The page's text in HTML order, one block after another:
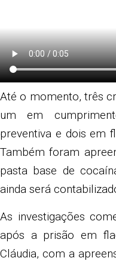
Até o momento, três
um em
preventiva e dois em
Também foram
pasta base de
ainda será
As investigações
após a prisão em
Cláudia, com a